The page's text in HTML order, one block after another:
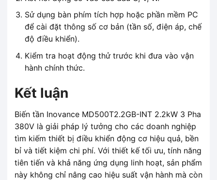
Sử dụng bàn phím tích hợp hoặc phần mềm PC
để cài đặt thông số cơ bản (tần số, điện áp, chế
độ điều khiển).
Kiểm tra hoạt động thử trước khi đưa vào vận
hành chính thức.
Kết luận
Biến tần Inovance MD500T2.2GB-INT 2.2kW 3 Pha
380V là giải pháp lý tưởng cho các doanh nghiệp
tìm kiếm thiết bị điều khiển động cơ hiệu quả, bền
bỉ và tiết kiệm chi phí. Với thiết kế tối ưu, tính năng
tiên tiến và khả năng ứng dụng linh hoạt, sản phẩm
này không chỉ nâng cao hiệu suất vận hành mà còn